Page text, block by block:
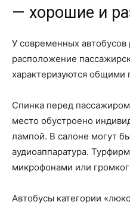
— хорошие и
У современных автобусов
расположение
характеризуются общими
Спинка перед
место обустроено
лампой. В салоне могут
аудиоаппаратура.
микрофонами или
Автобусы категории